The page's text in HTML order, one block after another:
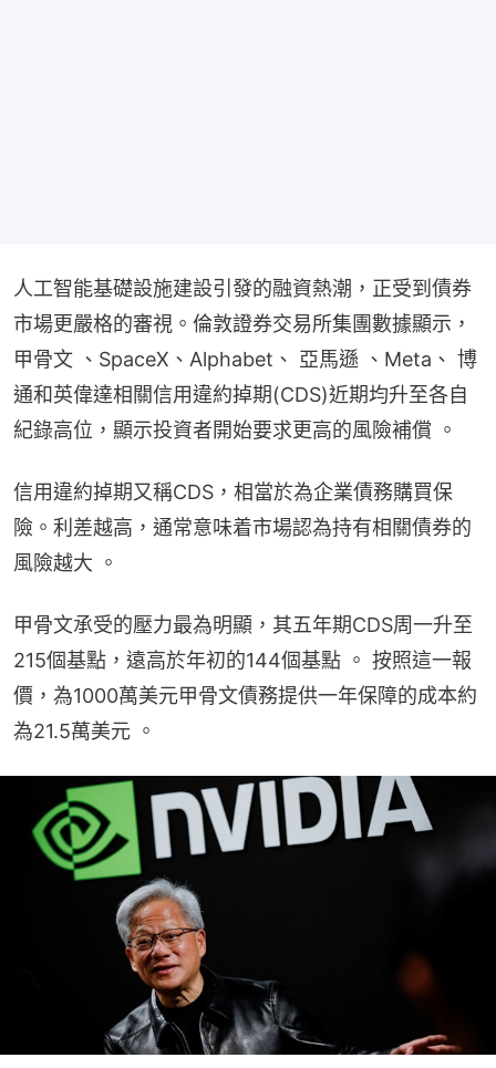
人工智能基礎設施建設引發的融資熱潮，正受到債券
市場更嚴格的審視。倫敦證券交易所集團數據顯示，
甲骨文 、SpaceX、Alphabet、 亞馬遜 、Meta、 博
通和英偉達相關信用違約掉期(CDS)近期均升至各自
紀錄高位，顯示投資者開始要求更高的風險補償 。
信用違約掉期又稱CDS，相當於為企業債務購買保
險。利差越高，通常意味着市場認為持有相關債券的
風險越大 。
甲骨文承受的壓力最為明顯，其五年期CDS周一升至
215個基點，遠高於年初的144個基點 。 按照這一報
價，為1000萬美元甲骨文債務提供一年保障的成本約
為21.5萬美元 。